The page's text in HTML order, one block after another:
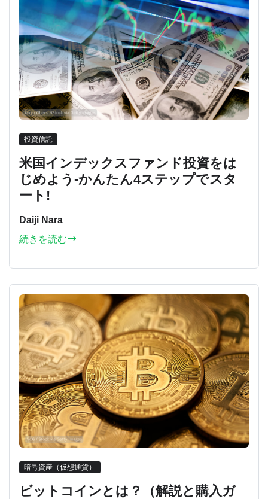
投資信託
米国インデックスファンド投資をは
じめよう-かんたん4ステップでスタ
ート!
Daiji Nara
続きを読む
暗号資産（仮想通貨）
ビットコインとは？（解説と購入ガ